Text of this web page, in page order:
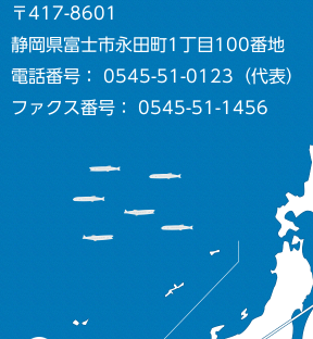
〒417-8601
静岡県富士市永田町1丁目100番地
電話番号： 0545-51-0123（代表）
ファクス番号： 0545-51-1456